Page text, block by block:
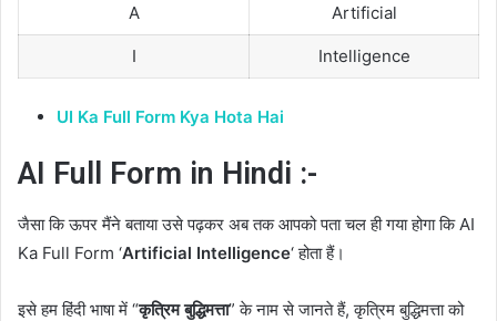
A Artificial
I Intelligence
UI Ka Full Form Kya Hota Hai
AI Full Form in Hindi :-
जैसा कि ऊपर मैंने बताया उसे पढ़कर अब तक आपको पता चल ही गया होगा कि AI
Ka Full Form ‘Artificial Intelligence‘ होता हैं।
इसे हम हिंदी भाषा में “कृत्रिम बुद्धिमत्ता” के नाम से जानते हैं, कृत्रिम बुद्धिमत्ता को